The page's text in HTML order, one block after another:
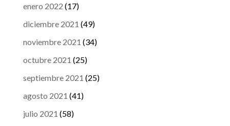
enero 2022 (17)
diciembre 2021 (49)
noviembre 2021 (34)
octubre 2021 (25)
septiembre 2021 (25)
agosto 2021 (41)
julio 2021 (58)